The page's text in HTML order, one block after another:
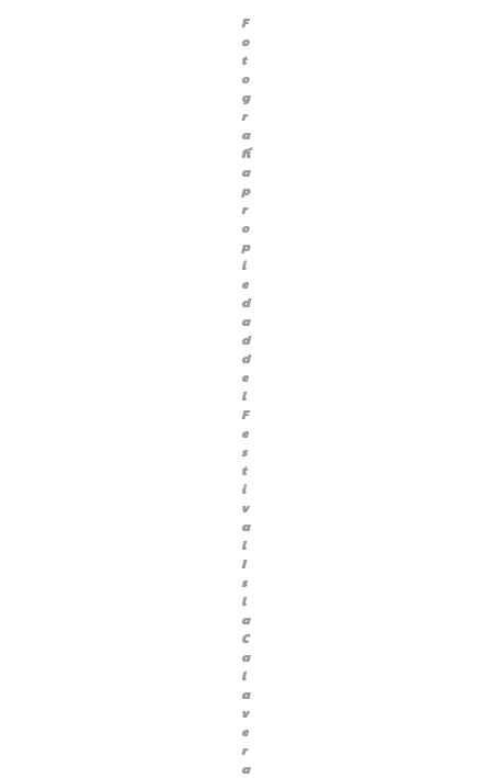
F
o
t
o
g
r
a
fí
a
p
r
o
p
i
e
d
a
d
d
e
l
F
e
s
t
i
v
a
l
I
s
l
a
C
a
l
a
v
e
r
a